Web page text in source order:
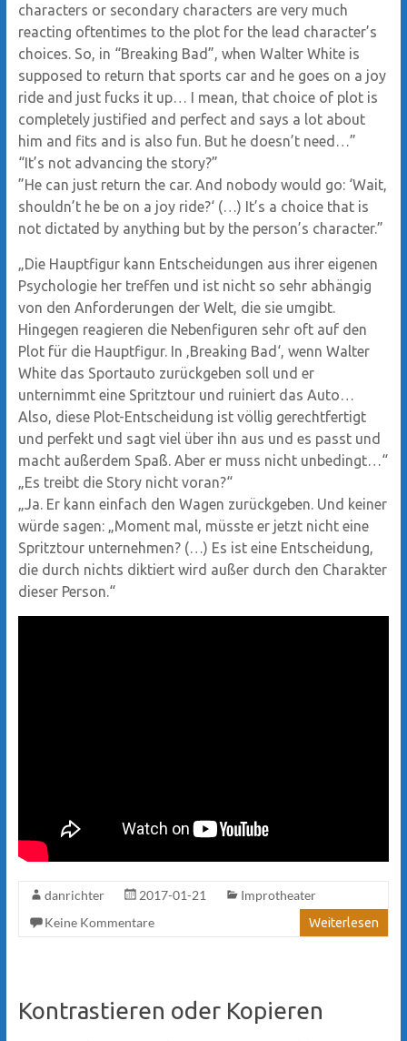
characters or secondary characters are very much
reacting oftentimes to the plot for the lead character’s
choices. So, in “Breaking Bad”, when Walter White is
supposed to return that sports car and he goes on a joy
ride and just fucks it up… I mean, that choice of plot is
completely justified and perfect and says a lot about
him and fits and is also fun. But he doesn’t need…”
“It’s not advancing the story?”
”He can just return the car. And nobody would go: ‘Wait,
shouldn’t he be on a joy ride?‘ (…) It’s a choice that is
not dictated by anything but by the person’s character.”
„Die Hauptfigur kann Entscheidungen aus ihrer eigenen
Psychologie her treffen und ist nicht so sehr abhängig
von den Anforderungen der Welt, die sie umgibt.
Hingegen reagieren die Nebenfiguren sehr oft auf den
Plot für die Hauptfigur. In ‚Breaking Bad‘, wenn Walter
White das Sportauto zurückgeben soll und er
unternimmt eine Spritztour und ruiniert das Auto…
Also, diese Plot-Entscheidung ist völlig gerechtfertigt
und perfekt und sagt viel über ihn aus und es passt und
macht außerdem Spaß. Aber er muss nicht unbedingt…“
„Es treibt die Story nicht voran?“
„Ja. Er kann einfach den Wagen zurückgeben. Und keiner
würde sagen: „Moment mal, müsste er jetzt nicht eine
Spritztour unternehmen? (…) Es ist eine Entscheidung,
die durch nichts diktiert wird außer durch den Charakter
dieser Person.“
danrichter 2017-01-21
Improtheater
Keine Kommentare
Weiterlesen
Kontrastieren oder Kopieren